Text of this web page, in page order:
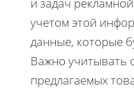
учетом этой
данные, которые
Важно учитывать
предлагаемых